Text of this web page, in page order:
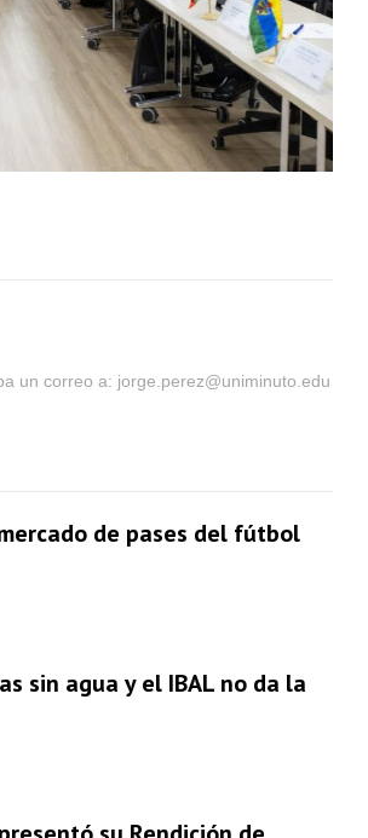
un correo a: jorge.perez@uniminuto.edu
de pases del fútbol
sin agua y el IBAL no da la